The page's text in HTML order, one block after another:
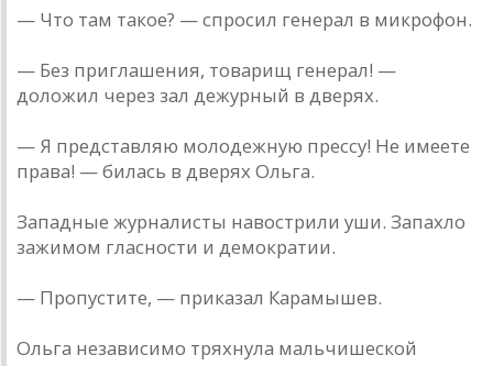
— Что там такое? — спросил генерал в микрофон.
— Без приглашения, товарищ генерал! —
доложил через зал дежурный в дверях.
— Я представляю молодежную прессу! Не имеете
права! — билась в дверях Ольга.
Западные журналисты навострили уши. Запахло
зажимом гласности и демократии.
— Пропустите, — приказал Карамышев.
Ольга независимо тряхнула мальчишеской